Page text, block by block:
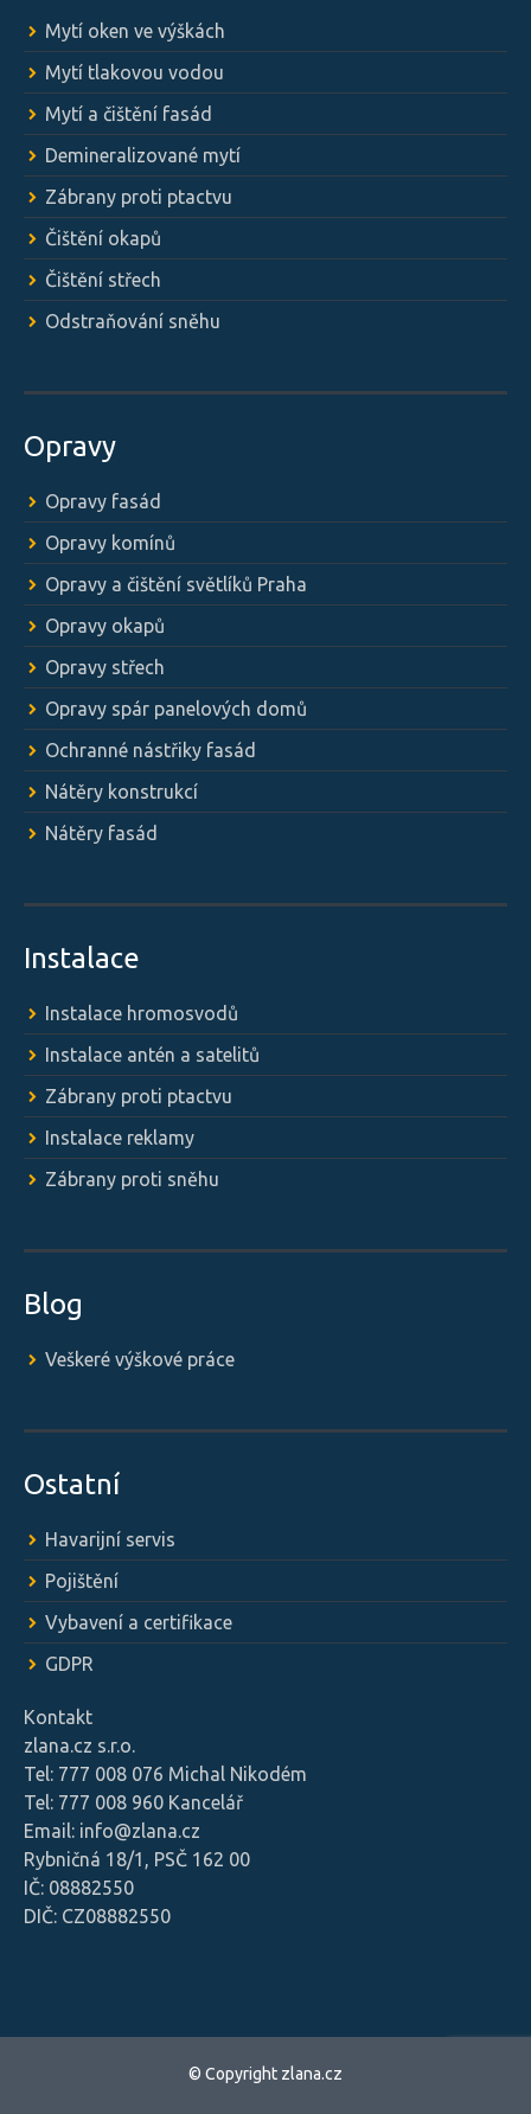
Mytí oken ve výškách
Mytí tlakovou vodou
Mytí a čištění fasád
Demineralizované mytí
Zábrany proti ptactvu
Čištění okapů
Čištění střech
Odstraňování sněhu
Opravy
Opravy fasád
Opravy komínů
Opravy a čištění světlíků Praha
Opravy okapů
Opravy střech
Opravy spár panelových domů
Ochranné nástřiky fasád
Nátěry konstrukcí
Nátěry fasád
Instalace
Instalace hromosvodů
Instalace antén a satelitů
Zábrany proti ptactvu
Instalace reklamy
Zábrany proti sněhu
Blog
Veškeré výškové práce
Ostatní
Havarijní servis
Pojištění
Vybavení a certifikace
GDPR
Kontakt
zlana.cz s.r.o.
Tel: 777 008 076 Michal Nikodém
Tel: 777 008 960 Kancelář
Email: info@zlana.cz
Rybničná 18/1, PSČ 162 00
IČ: 08882550
DIČ: CZ08882550
© Copyright zlana.cz